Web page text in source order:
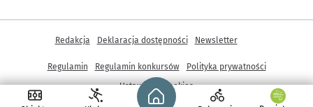
Strona główna - wroclaw.pl
Inne informacje
Redakcja Deklaracja dostępności Newsletter
Regulamin Regulamin konkursów
Polityka prywatności
Ustawienia cookies